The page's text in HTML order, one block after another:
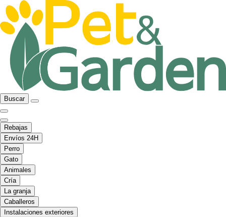
Buscar
Rebajas
Envíos 24H
Perro
Gato
Animales
Cría
La granja
Caballeros
Instalaciones exteriores